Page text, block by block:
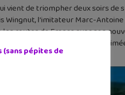
vient de triompher deux soirs de
l’imitateur Marc-
routes de France avec son
sa voix à sa consœur
(sans pépites de